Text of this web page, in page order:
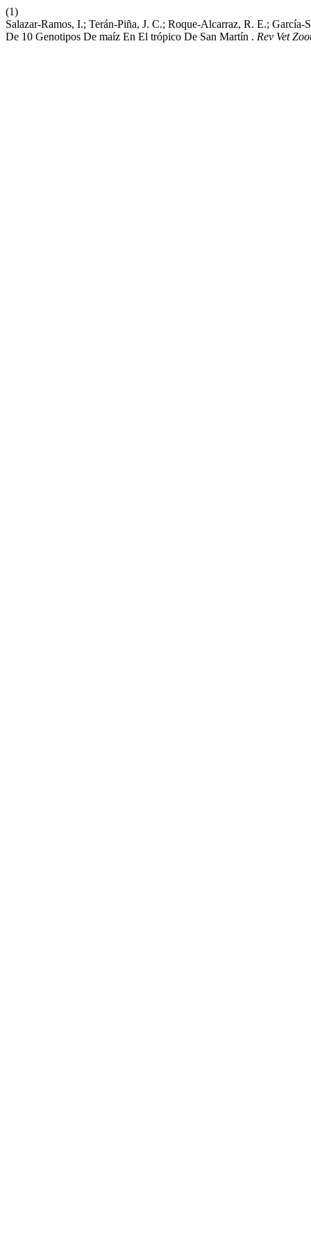
(1)
Salazar-Ramos, I.; Terán-Piña, J. C.; Roque-Alcarraz, R. E.;
De 10 Genotipos De maíz En El trópico De San Martín . Rev Vet